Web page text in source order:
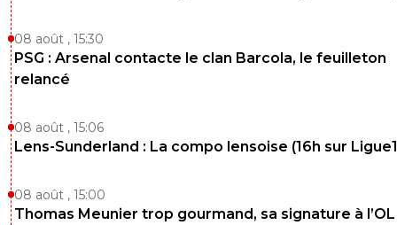
08 août , 15:30
PSG : Arsenal contacte le clan Barcola, le feuilleton
relancé
08 août , 15:06
Lens-Sunderland : La compo lensoise (16h sur
08 août , 15:00
Thomas Meunier trop gourmand, sa signature à l’OL